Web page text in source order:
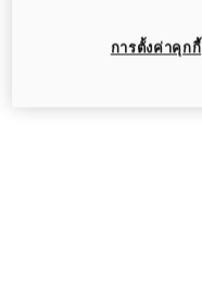
การตั้งค่าคุกกี้